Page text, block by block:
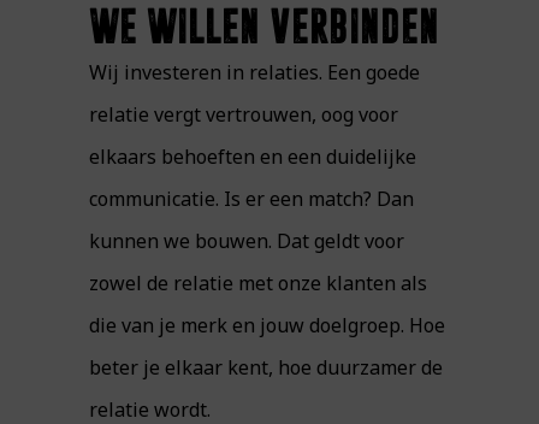
we willen verbinden
Wij investeren in relaties. Een goede
relatie vergt vertrouwen, oog voor
elkaars behoeften en een duidelijke
communicatie. Is er een match? Dan
kunnen we bouwen. Dat geldt voor
zowel de relatie met onze klanten als
die van je merk en jouw doelgroep. Hoe
beter je elkaar kent, hoe duurzamer de
relatie wordt.